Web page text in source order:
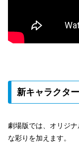
新キャラクター
劇場版では、オリジ
な彩りを加えます。